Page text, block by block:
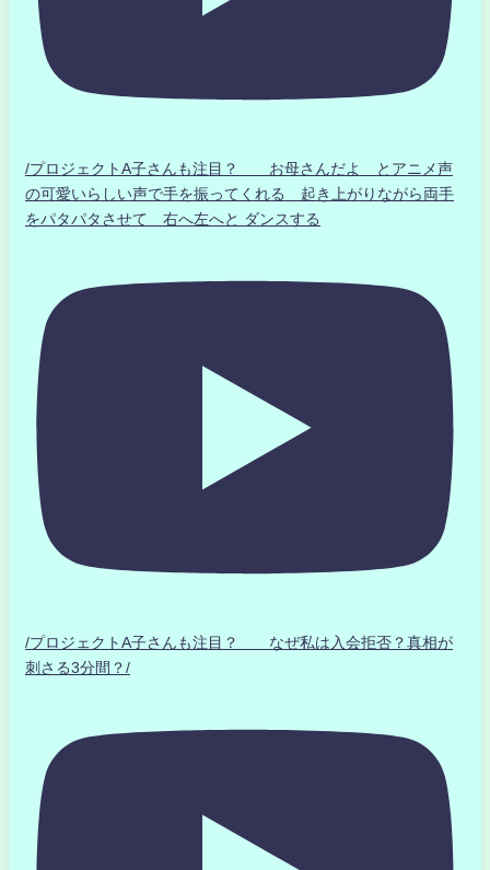
/プロジェクトA子さんも注目？ お母さんだよ とアニメ声
の可愛いらしい声で手を振ってくれる 起き上がりながら両手
をパタパタさせて 右へ左へと ダンスする
/プロジェクトA子さんも注目？ なぜ私は入会拒否？真相が
刺さる3分間？/